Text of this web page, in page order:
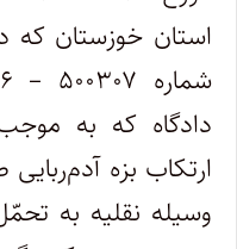
استان خوزستان که
دادگاه که به
ارتکاب بزه
وسیله نقلیه به